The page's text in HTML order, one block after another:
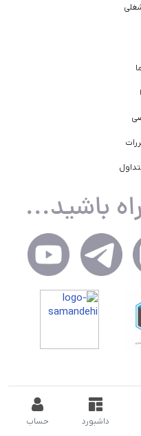
داشبورد حساب
شرکت اسپاد توسعه نویان (